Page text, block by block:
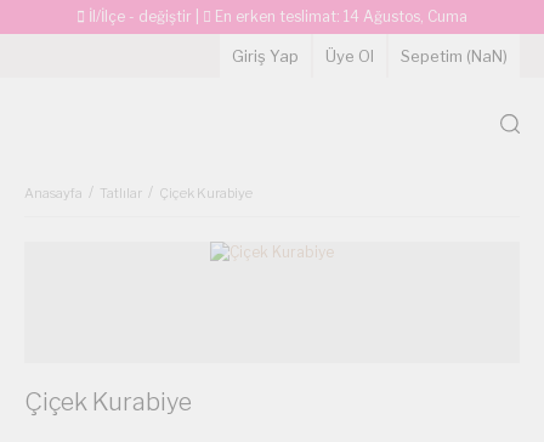
İl/İlçe - değiştir En erken teslimat: 14 Ağustos, Cuma
Giriş Yap Üye Ol Sepetim (NaN)
Anasayfa Tatlılar Çiçek Kurabiye
Çiçek Kurabiye